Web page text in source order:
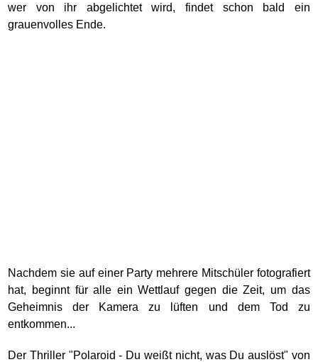
wer von ihr abgelichtet wird, findet schon bald ein
grauenvolles Ende.
Nachdem sie auf einer Party mehrere Mitschüler fotografiert
hat, beginnt für alle ein Wettlauf gegen die Zeit, um das
Geheimnis der Kamera zu lüften und dem Tod zu
entkommen...
Der Thriller "Polaroid - Du weißt nicht, was Du auslöst" von